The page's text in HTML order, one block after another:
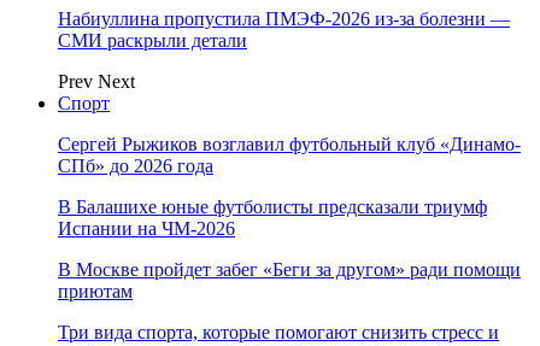
Набиуллина пропустила ПМЭФ-2026 из-за болезни —
СМИ раскрыли детали
Prev Next
Спорт
Сергей Рыжиков возглавил футбольный клуб «Динамо-
СПб» до 2026 года
В Балашихе юные футболисты предсказали триумф
Испании на ЧМ-2026
В Москве пройдет забег «Беги за другом» ради помощи
приютам
Три вида спорта, которые помогают снизить стресс и